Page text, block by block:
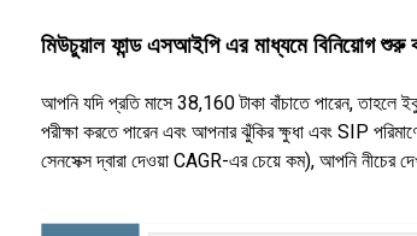
মিউচুয়াল ফান্ড এসআইপি এর মাধ্যমে বিনিয়োগ
আপনি যদি প্রতি মাসে 38,160 টাকা বাঁচাতে পারেন,
পরীক্ষা করতে পারেন এবং আপনার ঝুঁকির ক্ষুধা এবং SIP
সেনসেক্স দ্বারা দেওয়া CAGR-এর চেয়ে কম), আপনি নীচের